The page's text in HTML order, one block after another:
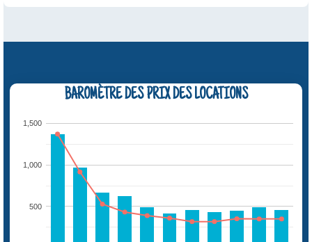
BAROMÈTRE DES PRIX DES LOCATIONS
500
1,000
1,500